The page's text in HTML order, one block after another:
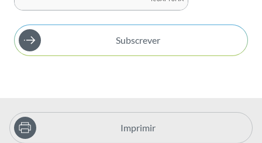
Subscrever
Imprimir